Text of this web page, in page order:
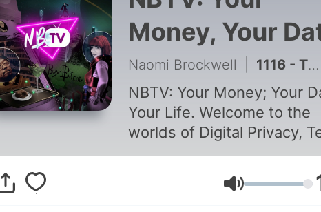
Money, Your
Your Life
Naomi Brockwell 1116 - The Digital Independence They Don't Want You To Have
NBTV: Your Money; Your
Your Life. Welcome to the
worlds of Digital Privacy,
Scientific Innovation, and
Cryptocurrency. NBTV is
hosted by NaomiLautstärke